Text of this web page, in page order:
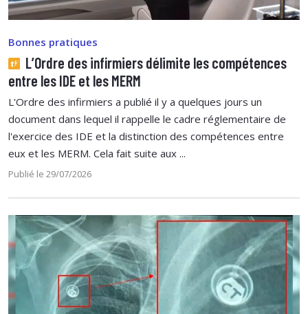
Bonnes pratiques
L’Ordre des infirmiers délimite les compétences
entre les IDE et les MERM
L'Ordre des infirmiers a publié il y a quelques jours un
document dans lequel il rappelle le cadre réglementaire de
l'exercice des IDE et la distinction des compétences entre
eux et les MERM. Cela fait suite aux ...
Publié le 29/07/2026